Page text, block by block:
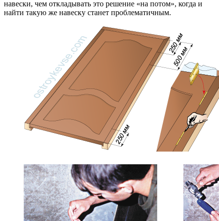
навески, чем откладывать это решение «на потом», когда и
найти такую же навеску станет проблематичным.